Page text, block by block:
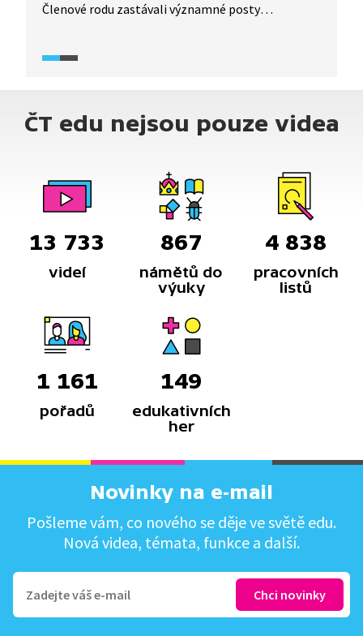
Členové rodu zastávali významné posty
či ministr zahraničí. Podívejte se na stručnou
ČT edu nejsou pouze videa
13 733
videí
867
námětů do
výuky
4 838
pracovních
listů
1 161
pořadů
149
edukativních
her
Novinky na e-mail
Pošleme vám, co nového se děje ve světě edu.
Nová videa, témata, funkce a další.